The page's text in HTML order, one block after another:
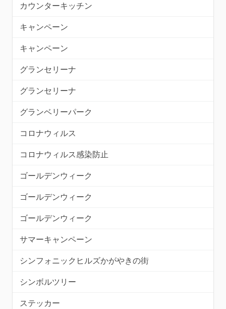
カウンターキッチン
キャンペーン
キャンペーン
グランセリーナ
グランセリーナ
グランベリーパーク
コロナウィルス
コロナウィルス感染防止
ゴールデンウィーク
ゴールデンウィーク
ゴールデンウィーク
サマーキャンペーン
シンフォニックヒルズかがやきの街
シンボルツリー
ステッカー